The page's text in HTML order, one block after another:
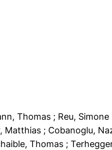
Thomas ; Reu, Simone
Matthias ; Cobanoglu,
Thomas ;